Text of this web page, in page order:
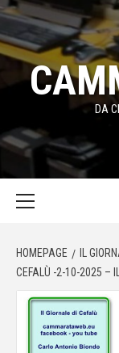
Passa
contenuto
DA
HOMEPAGE IL
CEFALÙ -2-10-2025 –